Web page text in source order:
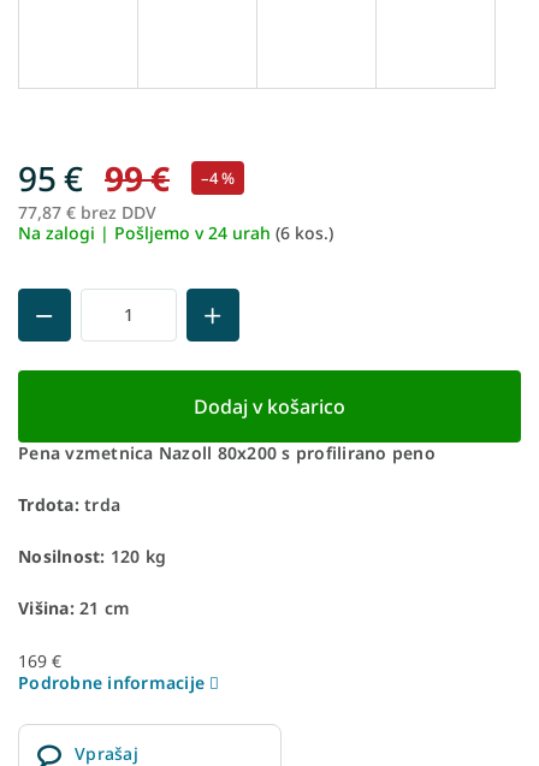
99 € –4 %
95 €
77,87 € brez DDV
Na zalogi | Pošljemo v 24 urah (6 kos.)
Dodaj v košarico
Pena vzmetnica Nazoll 80x200 s profilirano peno
Trdota:trda
Nosilnost: 120 kg
Višina:21 cm
169 €
Podrobne informacije
Vprašaj